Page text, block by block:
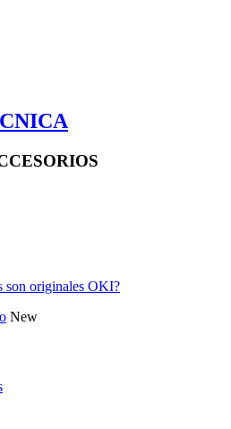
son originales OKI?
New